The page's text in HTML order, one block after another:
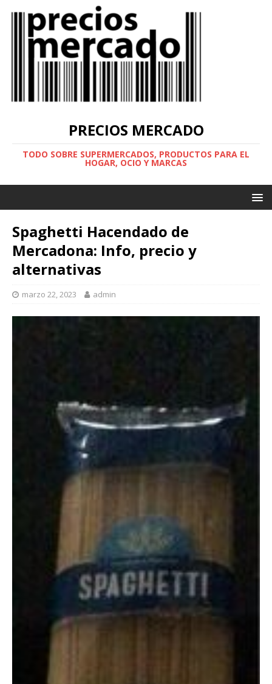
PRECIOS MERCADO
TODO SOBRE SUPERMERCADOS, PRODUCTOS PARA EL
HOGAR, OCIO Y MARCAS
Spaghetti Hacendado de
Mercadona: Info, precio y
alternativas
marzo 22, 2023 admin